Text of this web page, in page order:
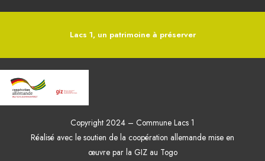
Lacs 1, un patrimoine à préserver
Copyright 2024 – Commune Lacs 1
Réalisé avec le soutien de la coopération allemande mise en
œuvre par la GIZ au Togo